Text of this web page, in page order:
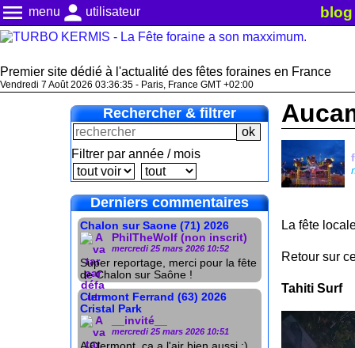
menu menu person utilisateur blog
Premier site dédié à l'actualité des fêtes foraines en France
Vendredi 7 Août 2026 03:36:37 - Paris, France GMT +02:00
Rechercher & filtrer
Filtrer par année / mois
Derniers commentaires
Chalon sur Saone (71) 2026
PhilTheWolf (non inscrit)
mercredi 25 mars 2026 10:52
Super reportage, merci pour la fête
de Chalon sur Saône !
Clermont Ferrand (63) 2026
Cristal Park
__invité__
mercredi 25 mars 2026 10:51
La fête
Retour sur
Tahiti Surf